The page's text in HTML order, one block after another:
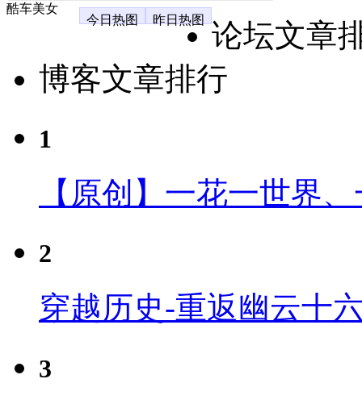
酷车美女
今日热图
昨日热图
论坛文章
博客文章排行
1
【原创】一花一世界
2
穿越历史-重返幽云十
3